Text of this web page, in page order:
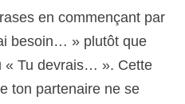
en commençant par
besoin… » plutôt que
Tu devrais… ». Cette
ton partenaire ne se